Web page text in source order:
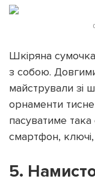
Шкіряна
з собою.
майстрували зі
орнаменти
пасуватиме
смартфон,
5.